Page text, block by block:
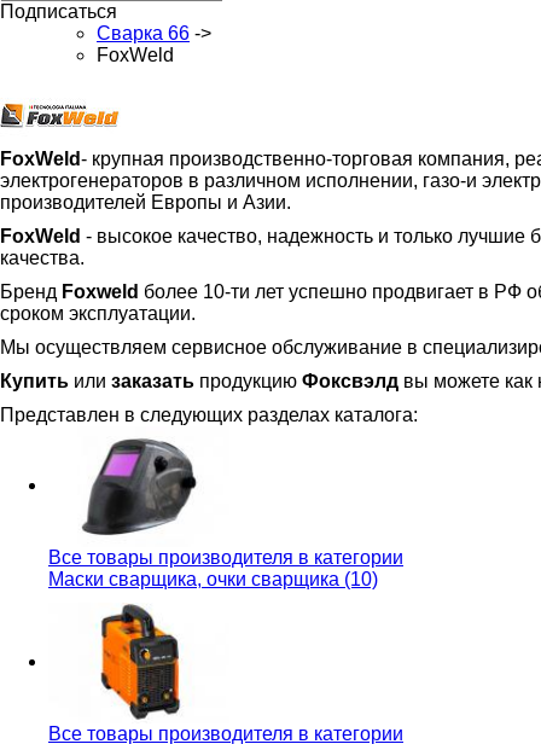
Подписаться
Сварка 66 ->
FoxWeld
FoxWeld- крупная производственно-торговая компания,
электрогенераторов в различном исполнении, газо-и
производителей Европы и Азии.
FoxWeld - высокое качество, надежность и только
качества.
Бренд Foxweld более 10-ти лет успешно продвигает в
сроком эксплуатации.
Мы осуществляем сервисное обслуживание в
Купить или заказать продукцию Фоксвэлд вы можете как
Представлен в следующих разделах каталога:
Все товары производителя в категории
Маски сварщика, очки сварщика (10)
Все товары производителя в категории